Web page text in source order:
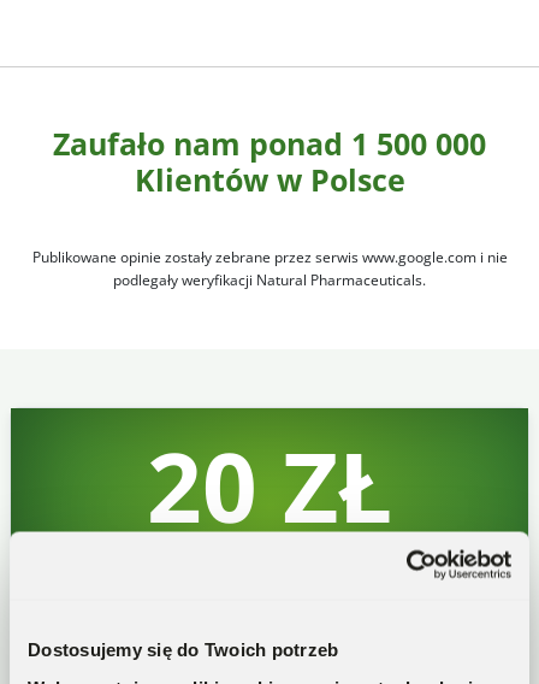
Dostosujemy się do Twoich potrzeb
Zaufało nam ponad 1 500 000
Klientów w Polsce
Publikowane opinie zostały zebrane przez serwis www.google.com i nie
podlegały weryfikacji Natural Pharmaceuticals.
20 ZŁ
NA PIERWSZE ZAKUPY
Zapisz się na nasz newsletter i
odbierz rabat!